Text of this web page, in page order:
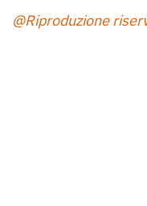
@Riproduzione